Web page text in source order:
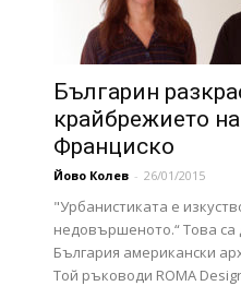
Българин
крайбрежието
Франциско
Йово Колев - 26/01/2015
"Урбанистиката е
недовършеното.“ Това са
България американски
Той ръководи ROMA